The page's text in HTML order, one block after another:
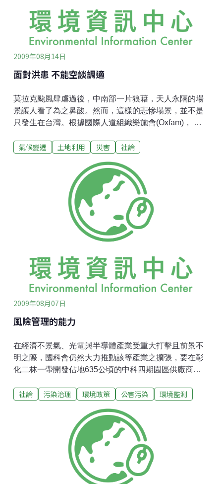
今越來越依賴媒體政治表演的形象選舉，讓眾多治國能
力平庸者，有機會片面演出，演出相對於現任者的不
冏，於是加上二黨政治的窄化，成就只能選我的換人玩
態勢。於是，宅政治開始產生，不只在宅
2009年08月14日
面對洪患 不能空談調適
莫拉克颱風肆虐過後，中南部一片狼藉，天人永隔的場
景讓人看了為之鼻酸。然而，這樣的悲慘場景，並不是
只發生在台灣。根據國際人道組織樂施會(Oxfam)， 針
至2008年為止，大型洪水發生次數成長了四倍；而受極
姑且不論刷新歷史降雨量將近3000釐米(*2)的莫拉克颱
風，是否與暖化直接相關，但全球近三十年來的氣候災
變頻率，的確顯著上升。面對勢不可擋的氣候變遷，以
及其所帶來的各式極端氣候，我們只能選擇去適應它、
氣候變遷 土地利用 災害 社論
2009年08月07日
風險管理的能力
在經濟不景氣、光電與半導體產業受重大打擊且前景不
明之際，國科會仍然大力推動該等產業之擴張，要在彰
化二林一帶開發佔地635公頃的中科四期園區供廠商進
出大量的空污、水污、溫室氣體排放與用水緊繃等環保
來，即受到環保團體強烈批擊，在開發單位無法澄清眾
多疑慮之下，環保署只選擇了放流水一項進行其認為可
以「釐清真相」的專家會議。現在該專家會議已結束，
該案繼續進入專案小組審查，然而真相是否已釐清？在
會議進行過程中，開發單位只就放流水標準中幾項與其
有關的重金屬以及懸浮微粒、生物需氧量與化學需氧量
社論 污染治理 環境政策 公害污染 環境監測